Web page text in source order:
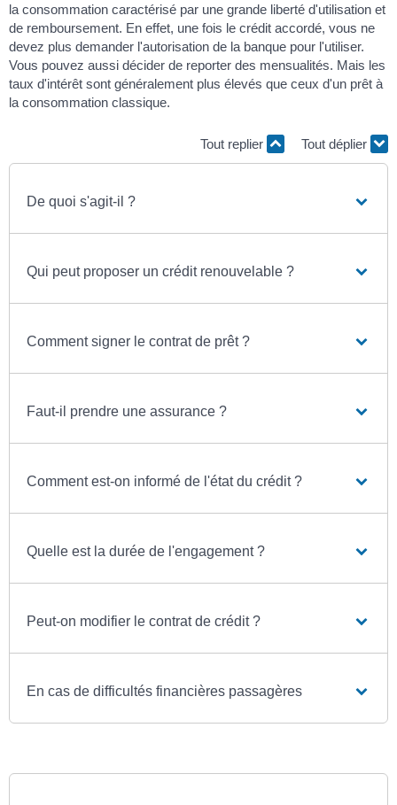
la consommation caractérisé par une grande liberté d'utilisation et
de remboursement. En effet, une fois le crédit accordé, vous ne
devez plus demander l'autorisation de la banque pour l'utiliser.
Vous pouvez aussi décider de reporter des mensualités. Mais les
taux d'intérêt sont généralement plus élevés que ceux d'un prêt à
la consommation classique.
Tout replier Tout déplier
De quoi s'agit-il ?
Qui peut proposer un crédit renouvelable ?
Comment signer le contrat de prêt ?
Faut-il prendre une assurance ?
Comment est-on informé de l'état du crédit ?
Quelle est la durée de l'engagement ?
Peut-on modifier le contrat de crédit ?
En cas de difficultés financières passagères